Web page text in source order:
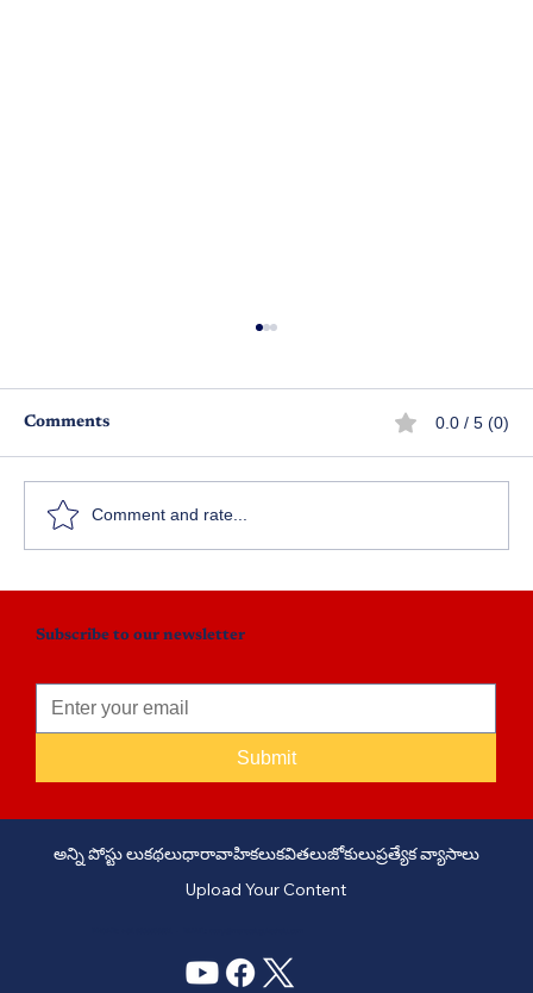
Comments 0.0 / 5 (0)
Comment and rate...
Subscribe to our newsletter
Submit
అన్ని పోస్టు లుకథలుధారావాహికలుకవితలుజోకులుప్రత్యేక వ్యాసాలు
Upload Your Content